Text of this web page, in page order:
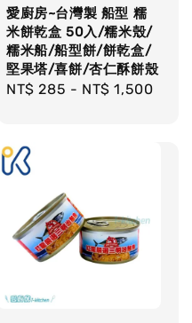
愛廚房~台灣製 船型 糯
米餅乾盒 50入/糯米殼/
糯米船/船型餅/餅乾盒/
堅果塔/喜餅/杏仁酥餅殼
Regular
NT$ 285 - NT$ 1,500